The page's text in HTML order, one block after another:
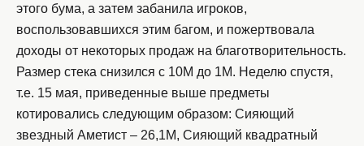
этого бума, а затем забанила игроков,
воспользовавшихся этим багом, и пожертвовала
доходы от некоторых продаж на благотворительность.
Размер стека снизился с 10М до 1М. Неделю спустя,
т.е. 15 мая, приведенные выше предметы
котировались следующим образом: Сияющий
звездный Аметист – 26,1М, Сияющий квадратный